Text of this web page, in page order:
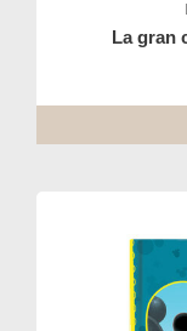
La gran